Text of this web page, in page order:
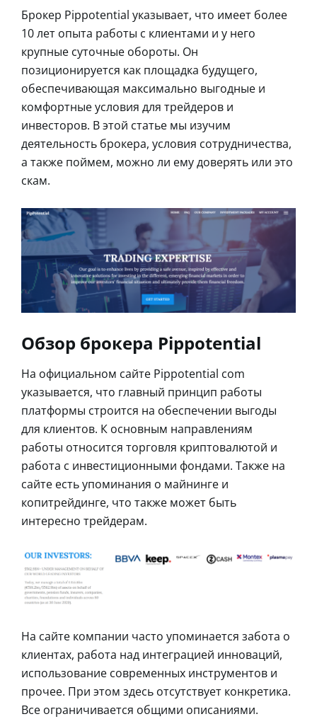
Брокер Pippotential указывает, что имеет более
10 лет опыта работы с клиентами и у него
крупные суточные обороты. Он
позиционируется как площадка будущего,
обеспечивающая максимально выгодные и
комфортные условия для трейдеров и
инвесторов. В этой статье мы изучим
деятельность брокера, условия сотрудничества,
а также поймем, можно ли ему доверять или это
скам.
Обзор брокера Pippotential
На официальном сайте Pippotential com
указывается, что главный принцип работы
платформы строится на обеспечении выгоды
для клиентов. К основным направлениям
работы относится торговля криптовалютой и
работа с инвестиционными фондами. Также на
сайте есть упоминания о майнинге и
копитрейдинге, что также может быть
интересно трейдерам.
На сайте компании часто упоминается забота о
клиентах, работа над интеграцией инноваций,
использование современных инструментов и
прочее. При этом здесь отсутствует конкретика.
Все ограничивается общими описаниями.